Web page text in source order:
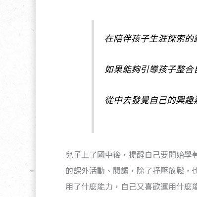
在陪伴孩子生涯探索
如果能夠引導孩子整
從中去發覺自己的興
兒子上了國中後，提醒自己要開始
的課外活動、閱讀，除了抒壓放鬆
用了什麼能力，自己又喜歡運用什